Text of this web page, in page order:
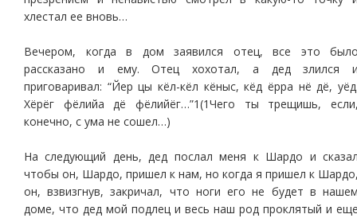
хлестал ее вновь…
Вечером, когда в дом заявился отец, все это
рассказано и ему. Отец хохотал, а дед злился
приговаривал: “Йер цы кёл-кёл кёныс, кёд ёрра нё дё,
Хёрёг фёлийа дё фёлийёг…”1(1Чего ты трещишь,
конечно, с ума не сошел…)
На следующий день, дед послал меня к Шардо и
чтобы он, Шардо, пришел к нам, но когда я пришел к
он, взвизгнув, закричал, что ноги его не будет в
доме, что дед мой подлец и весь наш род проклятый и